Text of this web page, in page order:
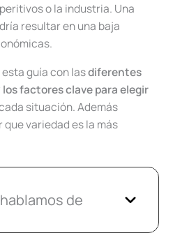
o la industria. Una
resultar en una baja
guía con lasdiferentes
factores clave para elegir
situación. Además
variedad es la más
de